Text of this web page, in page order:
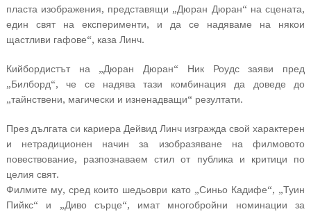
пласта изображения, представящи „Дюран Дюран“ на сцената,
един свят на експерименти, и да се надяваме на някои
щастливи гафове“, каза Линч.
Кийбордистът на „Дюран Дюран“ Ник Роудс заяви пред
„Билборд“, че се надява тази комбинация да доведе до
„тайнствени, магически и изненадващи“ резултати.
През дългата си кариера Дейвид Линч изгражда свой характерен
и нетрадиционен начин за изобразяване на филмовото
повествование, разпознаваем стил от публика и критици по
целия свят.
Филмите му, сред които шедьоври като „Синьо Кадифе“, „Туин
Пийкс“ и „Диво сърце“, имат многобройни номинации за